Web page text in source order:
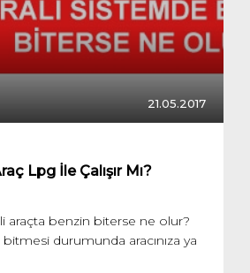
21.05.2017
Lpg İle Çalışır Mı?
araçta benzin biterse ne olur?
bitmesi durumunda aracınıza ya